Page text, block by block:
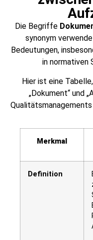
Die Begriffe
synonym
Bedeutungen,
in normativen
Hier ist eine
„Dokument“ und
Merkmal
Definition